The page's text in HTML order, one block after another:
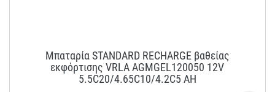
Μπαταρία STANDARD RECHARGE βαθείας
εκφόρτισης VRLA AGMGEL120050 12V
5.5C20/4.65C10/4.2C5 AH